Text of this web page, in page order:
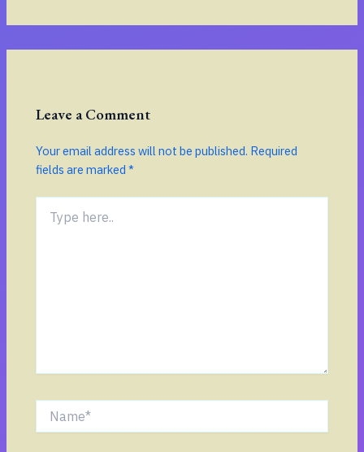
Leave a Comment
Your email address will not be published. Required
fields are marked*
here..